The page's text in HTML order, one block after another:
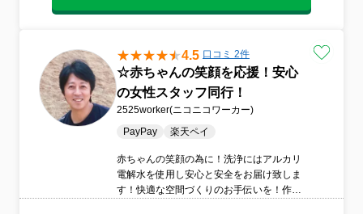
4.5 口コミ 2件
☆赤ちゃんの笑顔を応援！安心
の女性スタッフ同行！
2525worker(ニコニコワーカー)
PayPay
楽天ペイ
赤ちゃんの笑顔の為に！洗浄にはアルカリ
電解水を使用し安心と安全をお届け致しま
す！快適な空間づくりのお手伝いを！作業